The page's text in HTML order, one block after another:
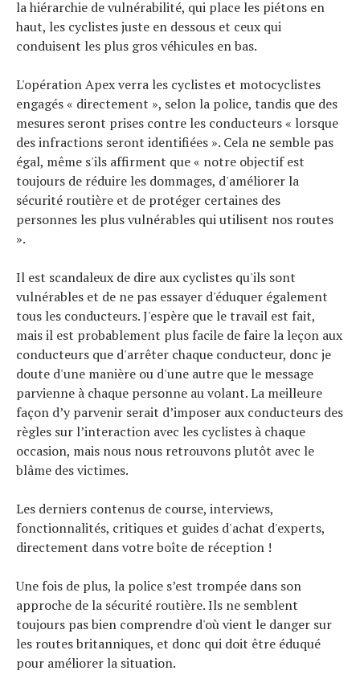
la hiérarchie de vulnérabilité, qui place les piétons en
haut, les cyclistes juste en dessous et ceux qui
conduisent les plus gros véhicules en bas.
L'opération Apex verra les cyclistes et motocyclistes
engagés « directement », selon la police, tandis que des
mesures seront prises contre les conducteurs « lorsque
des infractions seront identifiées ». Cela ne semble pas
égal, même s'ils affirment que « notre objectif est
toujours de réduire les dommages, d'améliorer la
sécurité routière et de protéger certaines des
personnes les plus vulnérables qui utilisent nos routes
».
Il est scandaleux de dire aux cyclistes qu'ils sont
vulnérables et de ne pas essayer d'éduquer également
tous les conducteurs. J'espère que le travail est fait,
mais il est probablement plus facile de faire la leçon aux
conducteurs que d'arrêter chaque conducteur, donc je
doute d'une manière ou d'une autre que le message
parvienne à chaque personne au volant. La meilleure
façon d’y parvenir serait d’imposer aux conducteurs des
règles sur l’interaction avec les cyclistes à chaque
occasion, mais nous nous retrouvons plutôt avec le
blâme des victimes.
Les derniers contenus de course, interviews,
fonctionnalités, critiques et guides d'achat d'experts,
directement dans votre boîte de réception !
Une fois de plus, la police s’est trompée dans son
approche de la sécurité routière. Ils ne semblent
toujours pas bien comprendre d'où vient le danger sur
les routes britanniques, et donc qui doit être éduqué
pour améliorer la situation.